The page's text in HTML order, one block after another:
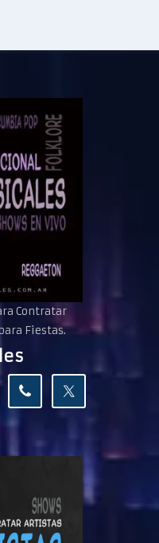
Contratar
Fiestas.